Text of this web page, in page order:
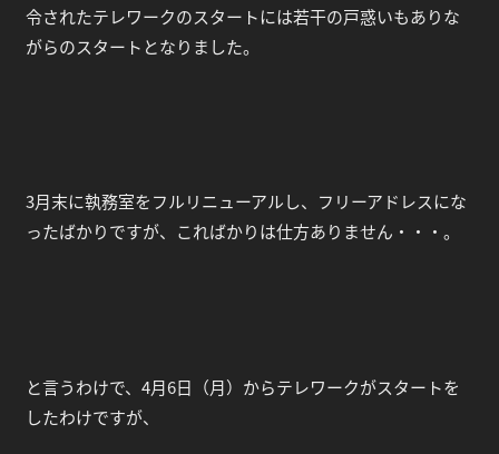
令されたテレワークのスタートには若干の戸惑いもありな
がらのスタートとなりました。
3月末に執務室をフルリニューアルし、フリーアドレスにな
ったばかりですが、こればかりは仕方ありません・・・。
と言うわけで、4月6日（月）からテレワークがスタートを
したわけですが、